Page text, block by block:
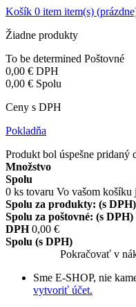
Košík 0 item item(s)
Žiadne produkty
To be determined Poštovné
0,00 € DPH
0,00 € Spolu
Ceny s DPH
Pokladňa
Produkt bol úspešne pridaný
Množstvo
Spolu
0 ks tovaru Vo vašom košíku
Spolu za produkty: (s DPH)
Spolu za poštovné: (s DPH)
DPH 0,00 €
Spolu (s DPH)
Pokračovať v
Sme E-SHOP, nie
vytvoriť účet.